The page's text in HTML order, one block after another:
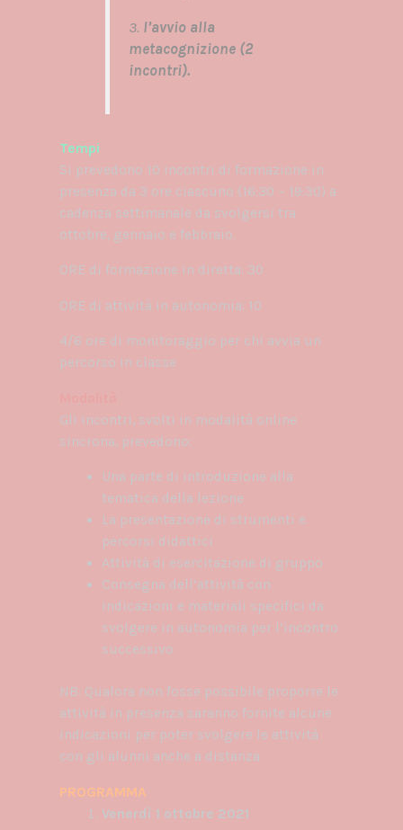
3. l’avvio alla
metacognizione (2
incontri).
Tempi
Si prevedono 10 incontri di formazione in
presenza da 3 ore ciascuno (16:30 – 19:30) a
cadenza settimanale da svolgersi tra
ottobre, gennaio e febbraio.
ORE di formazione in diretta: 30
ORE di attività in autonomia: 10
4/6 ore di monitoraggio per chi avvia un
percorso in classe
Gli incontri, svolti in modalità online
sincrona, prevedono:
Una parte di introduzione alla
tematica della lezione
La presentazione di strumenti e
percorsi didattici
Attività di esercitazione di gruppo
Consegna dell’attività con
indicazioni e materiali specifici da
svolgere in autonomia per l’incontro
successivo
NB: Qualora non fosse possibile proporre le
attività in presenza saranno fornite alcune
indicazioni per poter svolgere le attività
con gli alunni anche a distanza
PROGRAMMA
Venerdì 1 ottobre 2021